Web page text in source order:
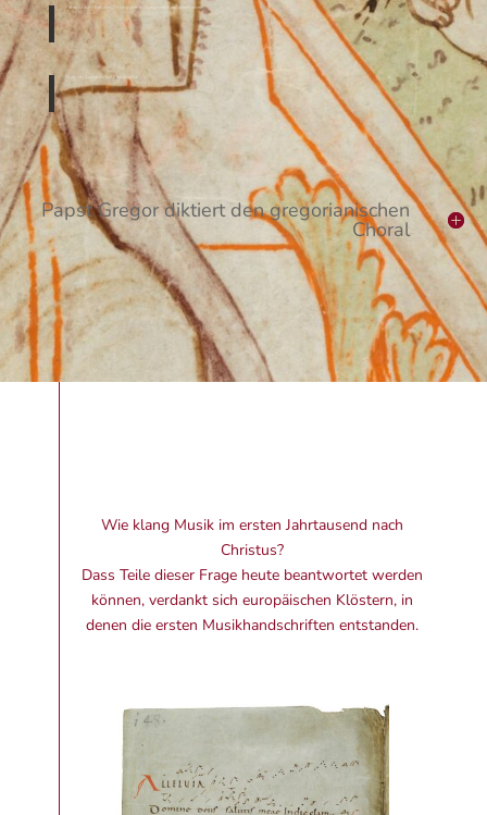
Paraphrase über den Anfang der 9. Symphonie von Beethoven
Ricercar, Toccata und Passacaglia
Papst Gregor diktiert den gregorianischen
Choral
Wie klang Musik im ersten Jahrtausend nach
Christus?
Dass Teile dieser Frage heute beantwortet werden
können, verdankt sich europäischen Klöstern, in
denen die ersten Musikhandschriften entstanden.